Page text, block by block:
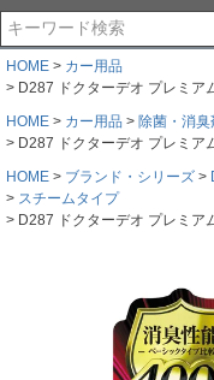
HOME
カー用品
D287 ドクターデオ プレミア
HOME
カー用品 除菌・消臭
D287 ドクターデオ プレミア
HOME
ブランド・シリーズ
スチームタイプ
D287 ドクターデオ プレミア